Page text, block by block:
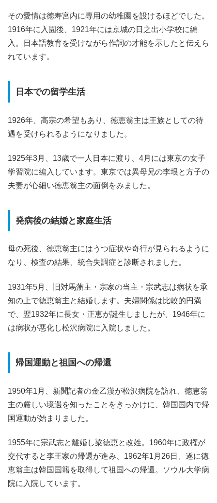
その愛情は徳寿宮内に専用の幼稚園を設けるほどでした。
1916年に入園後、1921年には京城の日之出小学校に編
入。日本語教育を受けながら作詞の才能を示したと伝えら
れています。
日本での留学生活
1926年、高宗の希望もあり、徳恵翁主は王族としての待
遇を受けられるようになりました。
1925年3月、13歳で一人日本に渡り、4月には東京の女子
学習院に編入しています。東京では異母兄の李垠と方子の
夫妻が心細い徳恵翁主の面倒をみました。
発病後の結婚と家庭生活
母の死後、徳恵翁主にはうつ症状や奇行が見られるように
なり、検査の結果、統合失調症と診断されました。
1931年5月、旧対馬藩主・宗家の当主・宗武志は病状を承
知の上で徳恵翁主と結婚します。夫婦関係は比較的円満
で、翌1932年に長女・正恵が誕生しましたが、1946年に
は病状が悪化し松沢病院に入院しました。
帰国運動と祖国への帰還
1950年1月、新聞記者の金乙漢が松沢病院を訪れ、徳恵翁
主の厳しい境遇を知ったことをきっかけに、韓国国内で帰
国運動が始まりました。
1955年に宗武志と離婚し梁徳恵と改姓。1960年に政権が
交代すると李王家の帰還が進み、1962年1月26日、遂に徳
恵翁主は韓国国籍を取得して祖国への帰還。ソウル大学病
院に入院しています。